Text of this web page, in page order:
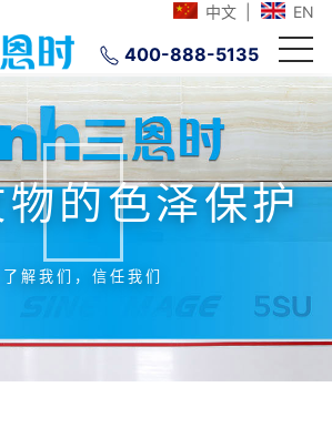
中文 EN
400-888-5135
的色泽保护
了解我们，信任我们